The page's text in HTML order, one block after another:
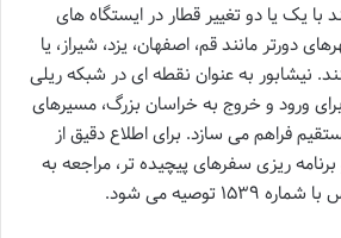
با یک یا دو تغییر قطار در ایستگاه های
دورتر مانند قم، اصفهان، یزد، شیراز، یا
نیشابور به عنوان نقطه ای در شبکه ریلی
ورود و خروج به خراسان بزرگ، مسیرهای
فراهم می سازد. برای اطلاع دقیق از
ریزی سفرهای پیچیده تر، مراجعه به
توصیه می شود.